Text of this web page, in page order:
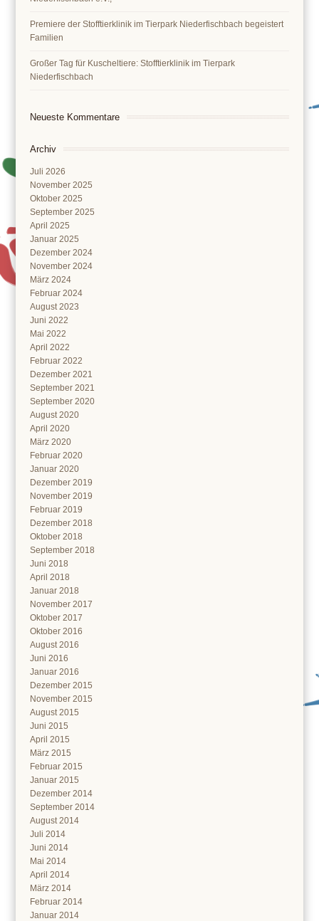
Premiere der Stofftierklinik im Tierpark Niederfischbach begeistert
Familien
Großer Tag für Kuscheltiere: Stofftierklinik im Tierpark
Niederfischbach
Neueste Kommentare
Archiv
Juli 2026
November 2025
Oktober 2025
September 2025
April 2025
Januar 2025
Dezember 2024
November 2024
März 2024
Februar 2024
August 2023
Juni 2022
Mai 2022
April 2022
Februar 2022
Dezember 2021
September 2021
September 2020
August 2020
April 2020
März 2020
Februar 2020
Januar 2020
Dezember 2019
November 2019
Februar 2019
Dezember 2018
Oktober 2018
September 2018
Juni 2018
April 2018
Januar 2018
November 2017
Oktober 2017
Oktober 2016
August 2016
Juni 2016
Januar 2016
Dezember 2015
November 2015
August 2015
Juni 2015
April 2015
März 2015
Februar 2015
Januar 2015
Dezember 2014
September 2014
August 2014
Juli 2014
Juni 2014
Mai 2014
April 2014
März 2014
Februar 2014
Januar 2014